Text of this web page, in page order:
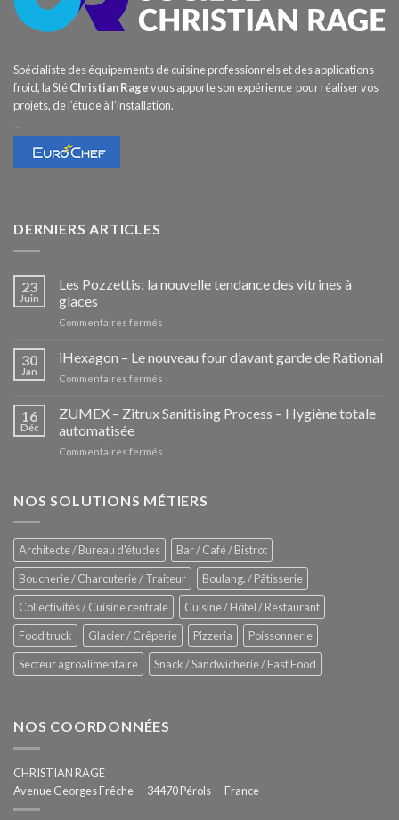
Spécialiste des équipements de cuisine professionnels et des applications
froid, la StéChristian Ragevous apporte son expérience pour réaliser vos
projets, de l’étude à l’installation.
–
DERNIERS ARTICLES
23
Juin
Les Pozzettis: la nouvelle tendance des vitrines à
glaces
Commentaires fermés
Pozzettis:
la
des
30
Jan
iHexagon – Le nouveau four d’avant garde de Rational
Commentaires fermés
–
Le
de
16
Déc
ZUMEX – Zitrux Sanitising Process – Hygiène totale
automatisée
Commentaires fermés
Zitrux
–
Hygiène
totale
automatisée
NOS SOLUTIONS MÉTIERS
Architecte / Bureau d'études
Bar / Café / Bistrot
Boucherie / Charcuterie / Traiteur
Boulang. / Pâtisserie
Collectivités / Cuisine centrale
Cuisine / Hôtel / Restaurant
Food truck
Glacier / Crêperie Pizzeria
Poissonnerie
Secteur agroalimentaire
Snack / Sandwicherie / Fast Food
NOS COORDONNÉES
CHRISTIAN RAGE
Avenue Georges Frêche — 34470 Pérols — France